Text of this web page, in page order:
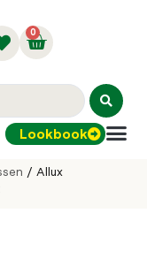
0
Lookbook
/ Allux